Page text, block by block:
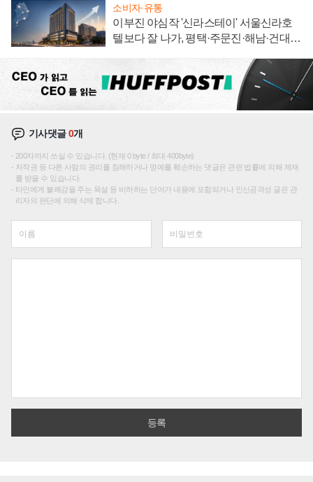
소비자·유통
이부진 야심작 '신라스테이' 서울신라호
텔보다 잘 나가, 평택·주문진·해남·건대로
기사댓글0개
200자까지 쓰실 수 있습니다. (현재 0 byte / 최대 400byte)
저작권 등 다른 사람의 권리를 침해하거나 명예를 훼손하는 댓글은 관련 법률에 의해 제재
를 받을 수 있습니다.
타인에게 불쾌감을 주는 욕설 등 비하하는 단어가 내용에 포함되거나 인신공격성 글은 관
리자의 판단에 의해 삭제 합니다.